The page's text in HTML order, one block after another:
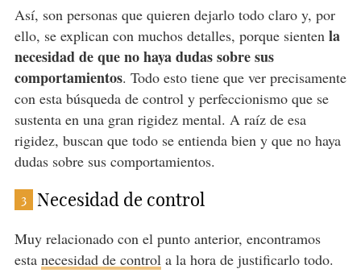
Así, son personas que quieren dejarlo todo claro y, por
ello, se explican con muchos detalles, porque sienten la
necesidad de que no haya dudas sobre sus
comportamientos. Todo esto tiene que ver precisamente
con esta búsqueda de control y perfeccionismo que se
sustenta en una gran rigidez mental. A raíz de esa
rigidez, buscan que todo se entienda bien y que no haya
dudas sobre sus comportamientos.
3 Necesidad de control
Muy relacionado con el punto anterior, encontramos
esta necesidad de controla la hora de justificarlo todo.